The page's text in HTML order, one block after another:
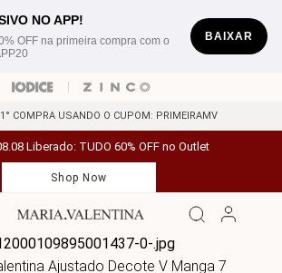
NO APP!
OFF na primeira compra com o
BAIXAR
COMPRA USANDO O CUPOM: PRIMEIRAMV
Liberado: TUDO 60% OFF no Outlet
Shop Now
Ajustado Decote V Manga 7